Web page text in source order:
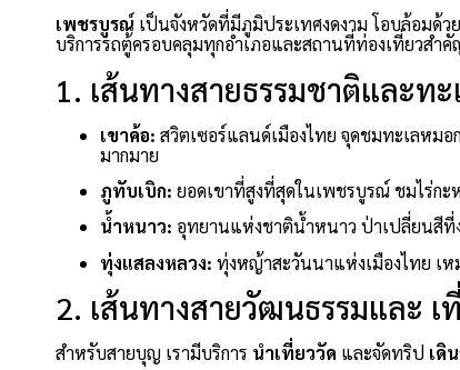
เพชรบูรณ์ เป็นจังหวัดที่มีภูมิประเทศงดงาม โอบล้อมด้
บริการรถตู้ครอบคลุมทุกอำเภอและสถานที่ท่องเที่ยวสำคั
1. เส้นทางสายธรรมชาติและท
เขาค้อ: สวิตเซอร์แลนด์เมืองไทย จุดชมทะเลหม
มากมาย
ภูทับเบิก: ยอดเขาที่สูงที่สุดในเพชรบูรณ์ ชมไร่ก
น้ำหนาว: อุทยานแห่งชาติน้ำหนาว ป่าเปลี่ยนสีที่
ทุ่งแสลงหลวง: ทุ่งหญ้าสะวันนาแห่งเมืองไทย เ
2. เส้นทางสายวัฒนธรรมและ
สำหรับสายบุญ เรามีบริการ นำเที่ยววัด และจัดทริป เดิ